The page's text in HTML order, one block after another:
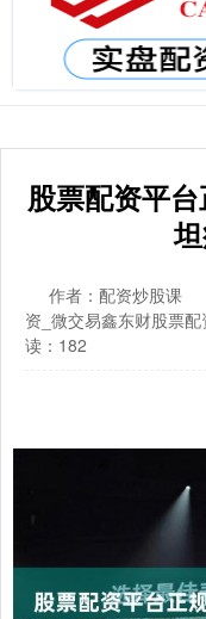
股票配资平
作者：配资炒股课
资_微交易鑫东财股票配
读：182